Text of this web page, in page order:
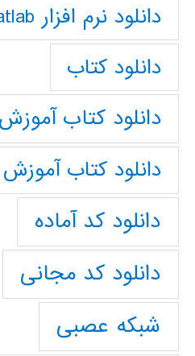
دانلود نرم افزار Matlab
دانلود کتاب
دانلود کتاب آموزش MATLAB
دانلود کتاب
دانلود کد آماده
دانلود کد مجانی
شبکه عصبی